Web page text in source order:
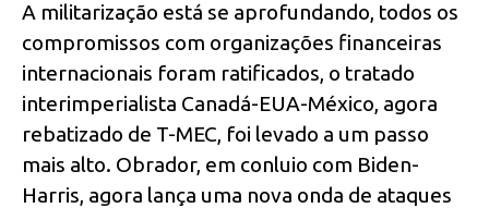
A militarização está se aprofundando, todos os
compromissos com organizações financeiras
internacionais foram ratificados, o tratado
interimperialista Canadá-EUA-México, agora
rebatizado de T-MEC, foi levado a um passo
mais alto. Obrador, em conluio com Biden-
Harris, agora lança uma nova onda de ataques